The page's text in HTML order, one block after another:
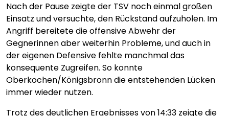
Nach der Pause zeigte der TSV noch einmal großen
Einsatz und versuchte, den Rückstand aufzuholen. Im
Angriff bereitete die offensive Abwehr der
Gegnerinnen aber weiterhin Probleme, und auch in
der eigenen Defensive fehlte manchmal das
konsequente Zugreifen. So konnte
Oberkochen/Königsbronn die entstehenden Lücken
immer wieder nutzen.
Trotz des deutlichen Ergebnisses von 14:33 zeigte die